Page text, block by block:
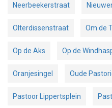
Neerbeekerstraat
Olterdissenstraat Om de
Op de Aks Op de
Oranjesingel Oude
Pastoor Lippertsplein